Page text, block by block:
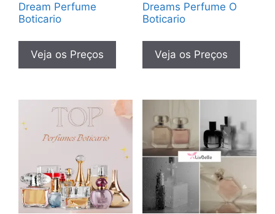
Dream Perfume
Boticario
Veja os Preços
Dreams Perfume O
Boticario
Veja os Preços